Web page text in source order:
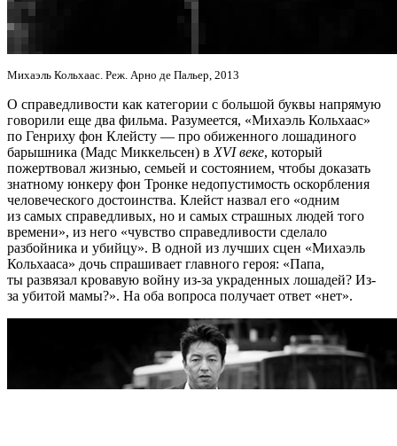
Михаэль Кольхаас. Реж. Арно де Пальер, 2013
О справедливости как категории с большой буквы напрямую
говорили еще два фильма. Разумеется, «Михаэль Кольхаас»
по Генриху фон Клейсту — про обиженного лошадиного
барышника (Мадс Миккельсен) в XVI веке, который
пожертвовал жизнью, семьей и состоянием, чтобы доказать
знатному юнкеру фон Тронке недопустимость оскорбления
человеческого достоинства. Клейст назвал его «одним
из самых справедливых, но и самых страшных людей того
времени», из него «чувство справедливости сделало
разбойника и убийцу». В одной из лучших сцен «Михаэль
Кольхааса» дочь спрашивает главного героя: «Папа,
ты развязал кровавую войну из-за украденных лошадей? Из-
за убитой мамы?». На оба вопроса получает ответ «нет».